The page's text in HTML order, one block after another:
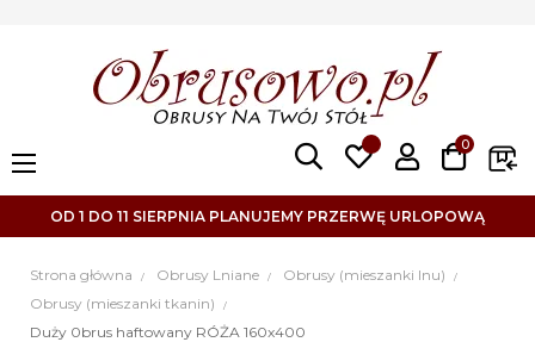
0
Toggle
navigation
☰
OD 1 DO 11 SIERPNIA PLANUJEMY PRZERWĘ URLOPOWĄ
Strona główna Obrusy Lniane
Obrusy (mieszanki lnu)
Obrusy (mieszanki tkanin)
Duży 0brus haftowany RÓŻA 160x400